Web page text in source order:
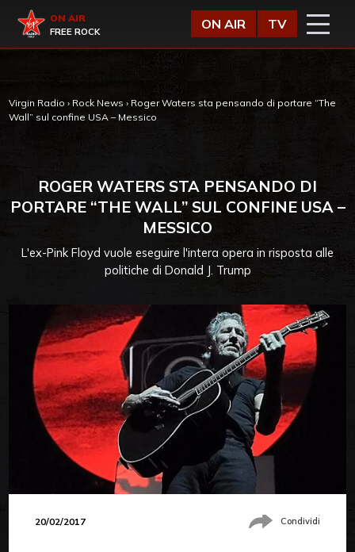
Virgin Radio
ON AIR
FREE ROCK
ON AIR TV
Virgin Radio › Rock News › Roger Waters sta pensando di portare “The
Wall” sul confine USA – Messico
ROGER WATERS STA PENSANDO DI
PORTARE “THE WALL” SUL CONFINE USA –
MESSICO
L'ex-Pink Floyd vuole eseguire l'intera opera in risposta alle
politiche di Donald J. Trump
20/02/2017 Condividi